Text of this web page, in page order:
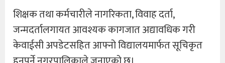
शिक्षक तथा कर्मचारीले नागरिकता, विवाह दर्ता,
जन्मदर्तालगायत आवश्यक कागजात अद्यावधिक गरी
केवाईसी अपडेटसहित आफ्नो विद्यालयमार्फत सूचिकृत